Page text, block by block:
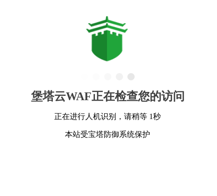
堡塔云WAF正在检查您的访问
正在进行人机识别，请稍等 1秒
本站受宝塔防御系统保护